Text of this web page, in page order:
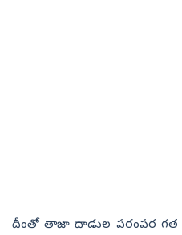
దీంతో తాజా దాడుల పరంపర గత